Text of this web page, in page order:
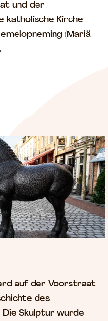
und der
katholische Kirche
(Mariä
auf der Voorstraat
des
Die Skulptur wurde